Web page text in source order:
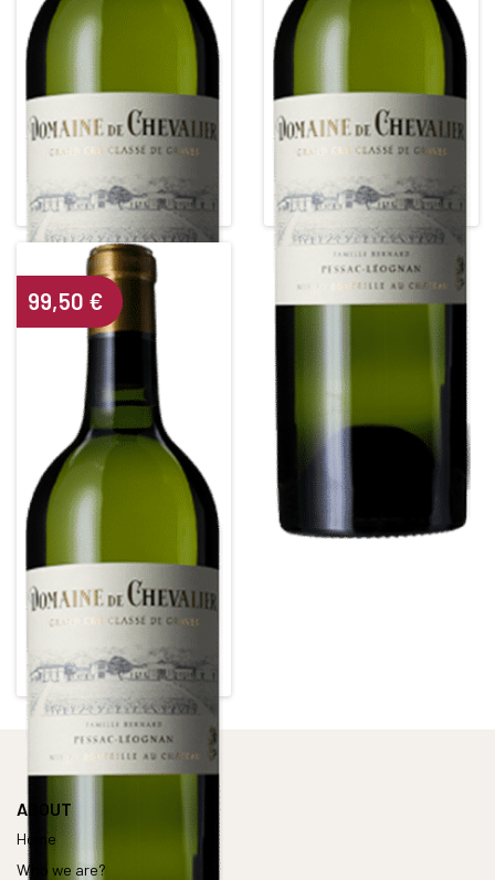
DOMAINE DE CHEVALIER
Grand Cru Classé de Graves
White • 2012
PESSAC LEOGNAN BLANC
Alcohol content : 14°
DOMAINE DE CHEVALIER
Grand Cru Classé de Graves
White • 2014
PESSAC LEOGNAN BLANC
Alcohol content : 13,5°
DOMAINE DE CHEVALIER
Grand Cru Classé de Graves
White • 2017
PESSAC LEOGNAN BLANC
Alcohol content : 13,5°
99,50 €
ABOUT
Home
Who we are?